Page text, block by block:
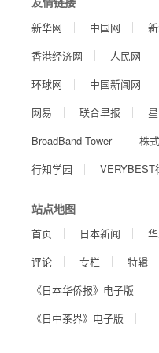
新华网 中国网
香港经济网
人民网
环球网
中国新闻网
网易
联合早报
BroadBand Tower
株
行知学园
VERYBEST
站点地图
首页 日本新闻
评论
专栏 特辑
《日本华侨报》电子版
《日中茶界》电子版